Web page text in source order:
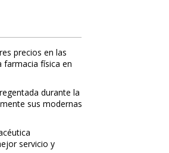
precios en las
farmacia física en
durante la
sus modernas
servicio y